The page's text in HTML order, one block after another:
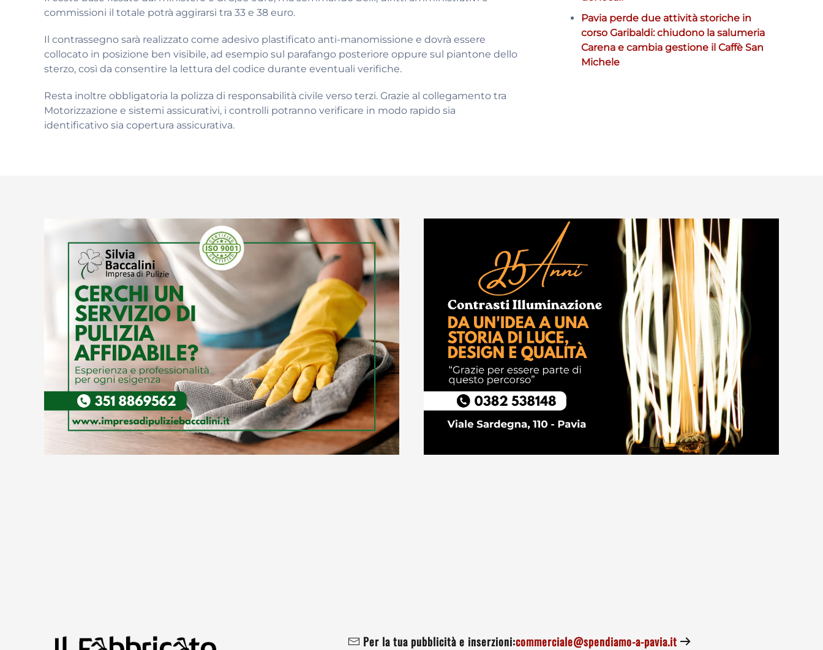
commissioni il totale potrà aggirarsi tra 33 e 38 euro.
Il contrassegno sarà realizzato come adesivo plastificato anti-manomissione e dovrà essere
collocato in posizione ben visibile, ad esempio sul parafango posteriore oppure sul piantone dello
sterzo, così da consentire la lettura del codice durante eventuali verifiche.
Resta inoltre obbligatoria la polizza di responsabilità civile verso terzi. Grazie al collegamento tra
Motorizzazione e sistemi assicurativi, i controlli potranno verificare in modo rapido sia
identificativo sia copertura assicurativa.
Pavia perde due attività storiche in
corso Garibaldi: chiudono la salumeria
Carena e cambia gestione il Caffè San
Michele
Per la tua pubblicità e inserzioni:commerciale@spendiamo-a-pavia.it